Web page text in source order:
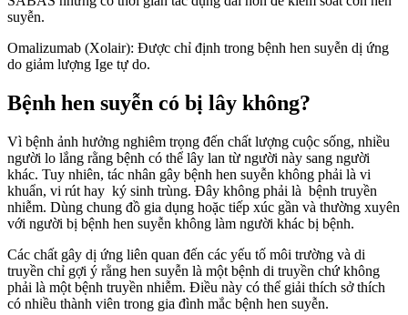
suyễn.
Omalizumab (Xolair): Được chỉ định trong bệnh hen suyễn dị ứng
do giảm lượng Ige tự do.
Bệnh hen suyễn có bị lây không?
Vì bệnh ảnh hưởng nghiêm trọng đến chất lượng cuộc sống, nhiều
người lo lắng rằng bệnh có thể lây lan từ người này sang người
khác. Tuy nhiên, tác nhân gây bệnh hen suyễn không phải là vi
khuẩn, vi rút hay ký sinh trùng. Đây không phải là bệnh truyền
nhiễm. Dùng chung đồ gia dụng hoặc tiếp xúc gần và thường xuyên
với người bị bệnh hen suyễn không làm người khác bị bệnh.
Các chất gây dị ứng liên quan đến các yếu tố môi trường và di
truyền chỉ gợi ý rằng hen suyễn là một bệnh di truyền chứ không
phải là một bệnh truyền nhiễm. Điều này có thể giải thích sở thích
có nhiều thành viên trong gia đình mắc bệnh hen suyễn.